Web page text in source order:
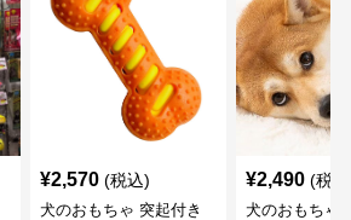
¥2,570 (税込)
犬のおもちゃ 突起付き
¥2,490 (税
犬のおもちゃ